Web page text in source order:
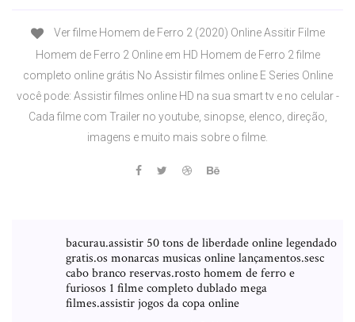
Ver filme Homem de Ferro 2 (2020) Online Assitir Filme
Homem de Ferro 2 Online em HD Homem de Ferro 2 filme
completo online grátis No Assistir filmes online E Series Online
você pode: Assistir filmes online HD na sua smart tv e no celular -
Cada filme com Trailer no youtube, sinopse, elenco, direção,
imagens e muito mais sobre o filme.
bacurau.assistir 50 tons de liberdade online legendado
gratis.os monarcas musicas online lançamentos.sesc
cabo branco reservas.rosto homem de ferro e
furiosos 1 filme completo dublado mega
filmes.assistir jogos da copa online